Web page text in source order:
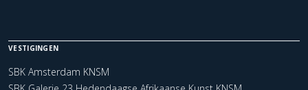
VESTIGINGEN
SBK Amsterdam KNSM